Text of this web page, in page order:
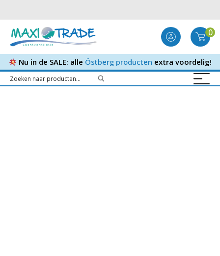
0
Nu in de SALE: alle Östberg producten extra voordelig!